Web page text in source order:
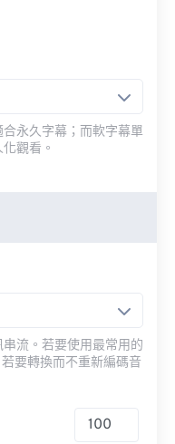
永久字幕；而軟字幕單
觀看。
流。若要使用最常用的
要轉換而不重新編碼音